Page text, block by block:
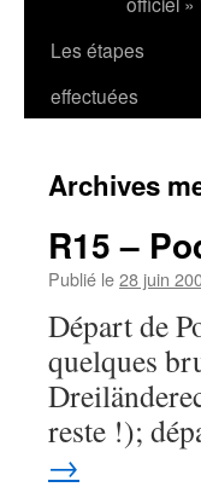
Les étapes
effectuées
Archives
R15 –
Publié le28 juin
Départ de
quelques
reste !);
→